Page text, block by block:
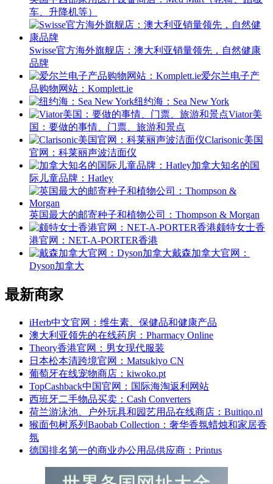
车、升降机等）
Swisse官方海外旗舰店：澳大利亚销量领先，自然健康
品牌
爱尔兰电子产
品购物网站：Komplett.ie
纽约海：Sea New York
Viator美
国：要做的事情、门票、旅游和景点
Clarisonic美国
官网：科莱丽声波洁面仪
加拿大知名的国
际儿童品牌：Hatley
英国最大的邮寄种子和植物公司：Thompson & Morgan
颇特女士香
港官网：NET-A-PORTER香港
戴森加拿大官网：
Dyson加拿大
最新商家
iHerb中文官网：维生素、保健品和健康产品
澳大利亚领先的在线药房：Pharmacy Online
Theory香港官网：男女现代服装
日本松本清跨境官网：Matsukiyo CN
葡萄牙在线宠物商店：kiwoko.pt
TopCashback中国官网：国际海淘返利网站
西班牙二手物品买卖：Cash Converters
荷兰游泳池、户外玩具和园艺用品在线商店：Buitiqo.nl
猴面包树系列Baobab Collection：奢华香氛蜡烛和家居香
氛
德国排名第一的商业办公用品供应商：Printus